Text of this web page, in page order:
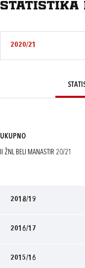
Statistika
2020/21
UKUPNO
II ŽNL BELI MANASTIR 20/21
2018/19
2016/17
2015/16